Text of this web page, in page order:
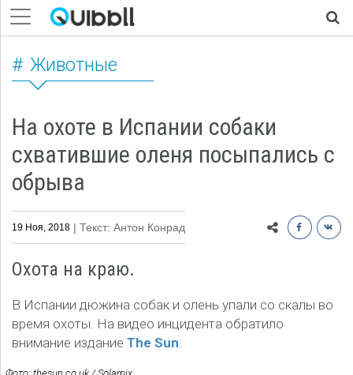
Животные
На охоте в Испании собаки
схватившие оленя посыпались с
обрыва
19 Ноя, 2018 | Текст: Антон Конрад
Охота на краю.
В Испании дюжина собак и олень упали со скалы во
время охоты. На видео инцидента обратило
внимание издание The Sun.